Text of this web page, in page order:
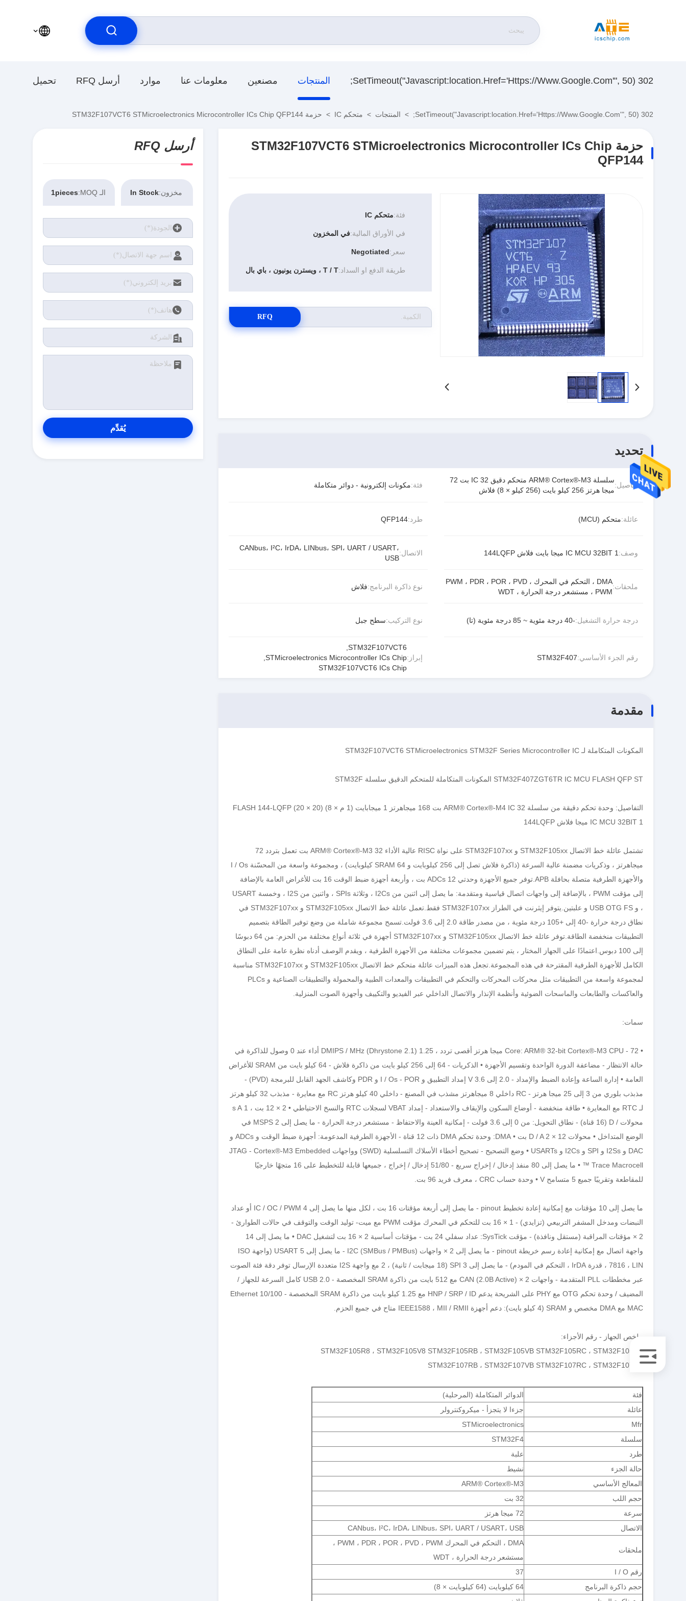
302 SetTimeout("javascript:location.href='https://www.google.com'", 50); المنتجات مصنعين معلومات عنا موارد أرسل RFQ تحميل
302 SetTimeout("javascript:location.href='https://www.google.com'", 50);
> المنتجات > متحكم IC > حزمة STM32F107VCT6 STMicroelectronics Microcontroller ICs Chip QFP144
حزمة STM32F107VCT6 STMicroelectronics Microcontroller ICs Chip
QFP144
فئة:متحكم IC
في الأوراق المالية:في المخزون
سعر:Negotiated
طريقة الدفع او السداد:T / T ، ويسترن يونيون ، باي بال
RFQ
تحديد
تفاصيل:
سلسلة ARM® Cortex®-M3 متحكم دقيق IC 32 بت 72
ميجا هرتز 256 كيلو بايت (256 كيلو × 8) فلاش
فئة:مكونات إلكترونية - دوائر متكاملة
عائلة:متحكم (MCU) طرد:QFP144
وصف: IC MCU 32BIT 1 ميجا بايت فلاش 144LQFP الاتصال:
CANbus، I²C، IrDA، LINbus، SPI، UART / USART،
USB
ملحقات:
DMA ، التحكم في المحرك PWM ، PDR ، POR ، PVD ،
PWM ، مستشعر درجة الحرارة ، WDT
نوع ذاكرة البرنامج:فلاش
درجة حرارة التشغيل:-40 درجة مئوية ~ 85 درجة مئوية (تا) نوع التركيب:سطح جبل
رقم الجزء الأساسي:STM32F407 إبراز:
STM32F107VCT6
STMicroelectronics Microcontroller ICs Chip
STM32F107VCT6 ICs Chip
مقدمة
المكونات المتكاملة لـ STM32F107VCT6 STMicroelectronics STM32F Series Microcontroller IC
STM32F407ZGT6TR IC MCU FLASH QFP ST المكونات المتكاملة للمتحكم الدقيق سلسلة STM32F
التفاصيل: وحدة تحكم دقيقة من سلسلة ARM® Cortex®-M4 IC 32 بت 168 ميجاهرتز 1 ميجابايت (1 م × 8) FLASH 144-LQFP (20 × 20)
IC MCU 32BIT 1 ميجا فلاش 144LQFP
تشتمل عائلة خط الاتصال STM32F105xx و STM32F107xx على نواة RISC عالية الأداء ARM® Cortex®-M3 32 بت تعمل بتردد 72
ميجاهرتز ، وذكريات مضمنة عالية السرعة (ذاكرة فلاش تصل إلى 256 كيلوبايت و SRAM 64 كيلوبايت) ، ومجموعة واسعة من المحسّنة I / Os
والأجهزة الطرفية متصلة بحافلة APB.توفر جميع الأجهزة وحدتي ADCs 12 بت ، وأربعة أجهزة ضبط الوقت 16 بت للأغراض العامة بالإضافة
إلى مؤقت PWM ، بالإضافة إلى واجهات اتصال قياسية ومتقدمة: ما يصل إلى اثنين من I2Cs ، وثلاثة SPIs ، واثنين من I2S ، وخمسة USART
، و USB OTG FS و علبتين.يتوفر إيثرنت في الطراز STM32F107xx فقط.تعمل عائلة خط الاتصال STM32F105xx و STM32F107xx في
نطاق درجة حرارة -40 إلى +105 درجة مئوية ، من مصدر طاقة 2.0 إلى 3.6 فولت.تسمح مجموعة شاملة من وضع توفير الطاقة بتصميم
التطبيقات منخفضة الطاقة.توفر عائلة خط الاتصال STM32F105xx و STM32F107xx أجهزة في ثلاثة أنواع مختلفة من الحزم: من 64 دبوسًا
إلى 100 دبوس.اعتمادًا على الجهاز المختار ، يتم تضمين مجموعات مختلفة من الأجهزة الطرفية ، ويقدم الوصف أدناه نظرة عامة على النطاق
الكامل للأجهزة الطرفية المقترحة في هذه المجموعة.تجعل هذه الميزات عائلة متحكم خط الاتصال STM32F105xx و STM32F107xx مناسبة
لمجموعة واسعة من التطبيقات مثل محركات المحركات والتحكم في التطبيقات والمعدات الطبية والمحمولة والتطبيقات الصناعية و PLCs
والعاكسات والطابعات والماسحات الضوئية وأنظمة الإنذار والاتصال الداخلي عبر الفيديو والتكييف وأجهزة الصوت المنزلية.
سمات:
• Core: ARM® 32-bit Cortex®-M3 CPU - 72 ميجا هرتز أقصى تردد ، 1.25 DMIPS / MHz (Dhrystone 2.1) أداء عند 0 وصول للذاكرة في
حالة الانتظار - مضاعفة الدورة الواحدة وتقسيم الأجهزة • الذكريات - 64 إلى 256 كيلو بايت من ذاكرة فلاش - 64 كيلو بايت من SRAM للأغراض
العامة • إدارة الساعة وإعادة الضبط والإمداد - 2.0 إلى 3.6 V إمداد التطبيق و I / Os - POR و PDR وكاشف الجهد القابل للبرمجة (PVD) -
مذبذب بلوري من 3 إلى 25 ميجا هرتز - RC داخلي 8 ميجاهرتز مشذب في المصنع - داخلي 40 كيلو هرتز RC مع معايرة - مذبذب 32 كيلو هرتز
لـ RTC مع المعايرة • طاقة منخفضة - أوضاع السكون والإيقاف والاستعداد - إمداد VBAT لسجلات RTC والنسخ الاحتياطي • 2 × 12 بت ، 1 s A
محولات / D (16 قناة) - نطاق التحويل: من 0 إلى 3.6 فولت - إمكانية العينة والاحتفاظ - مستشعر درجة الحرارة - ما يصل إلى 2 MSPS في
الوضع المتداخل • محولات D / A 2 × 12 بت • DMA: وحدة تحكم DMA ذات 12 قناة - الأجهزة الطرفية المدعومة: أجهزة ضبط الوقت و ADCs و
DAC و I2Ss و SPI و I2Cs و USARTs • وضع التصحيح - تصحيح أخطاء الأسلاك التسلسلية (SWD) وواجهات JTAG - Cortex®-M3 Embedded
Trace Macrocell ™ • ما يصل إلى 80 منفذ إدخال / إخراج سريع - 51/80 إدخال / إخراج ، جميعها قابلة للتخطيط على 16 متجهًا خارجيًا
للمقاطعة وتقريبًا جميع 5 متسامح V • وحدة حساب CRC ، معرف فريد 96 بت.
ما يصل إلى 10 مؤقتات مع إمكانية إعادة تخطيط pinout - ما يصل إلى أربعة مؤقتات 16 بت ، لكل منها ما يصل إلى 4 IC / OC / PWM أو عداد
النبضات ومدخل المشفر التربيعي (تزايدي) - 1 × 16 بت للتحكم في المحرك مؤقت PWM مع ميت- توليد الوقت والتوقف في حالات الطوارئ -
2 × مؤقتات المراقبة (مستقل ونافذة) - مؤقت SysTick: عداد سفلي 24 بت - مؤقتات أساسية 2 × 16 بت لتشغيل DAC • ما يصل إلى 14
واجهة اتصال مع إمكانية إعادة رسم خريطة pinout - ما يصل إلى 2 × واجهات I2C (SMBus / PMBus) - ما يصل إلى 5 USART (واجهة ISO
7816 ، LIN ، قدرة IrDA ، التحكم في المودم) - ما يصل إلى 3 SPI (18 ميجابت / ثانية) ، 2 مع واجهة I2S متعددة الإرسال توفر دقة فئة الصوت
عبر مخططات PLL المتقدمة - واجهات 2 × CAN (2.0B Active) مع 512 بايت من ذاكرة SRAM المخصصة - USB 2.0 كامل السرعة للجهاز /
المضيف / وحدة تحكم OTG مع PHY على الشريحة يدعم HNP / SRP / ID مع 1.25 كيلو بايت من ذاكرة SRAM المخصصة - 10/100 Ethernet
MAC مع DMA مخصص و SRAM (4 كيلو بايت): دعم أجهزة IEEE1588 ، MII / RMII متاح في جميع الحزم.
ملخص الجهاز - رقم الأجزاء:
STM32F105R8 ، STM32F105V8 STM32F105RB ، STM32F105VB STM32F105RC ، STM32F105VC
STM32F107RB ، STM32F107VB STM32F107RC ، STM32F107VC
فئة
الدوائر المتكاملة (المرحلية)
عائلة
جزءا لا يتجزأ - ميكروكنترولر
Mfr
STMicroelectronics
سلسلة
STM32F4
طرد
علبة
حالة الجزء
نشيط
المعالج الأساسي
ARM® Cortex®-M3
حجم اللب
32 بت
سرعة
72 ميجا هرتز
الاتصال
CANbus، I²C، IrDA، LINbus، SPI، UART / USART، USB
ملحقات
DMA ، التحكم في المحرك PWM ، PDR ، POR ، PVD ، PWM ،
مستشعر درجة الحرارة ، WDT
رقم I / O
37
حجم ذاكرة البرنامج
64 كيلوبايت (64 كيلوبايت × 8)
أرسل RFQ
مخزون:In Stock الـ MOQ: 1pieces
يُقدِّم